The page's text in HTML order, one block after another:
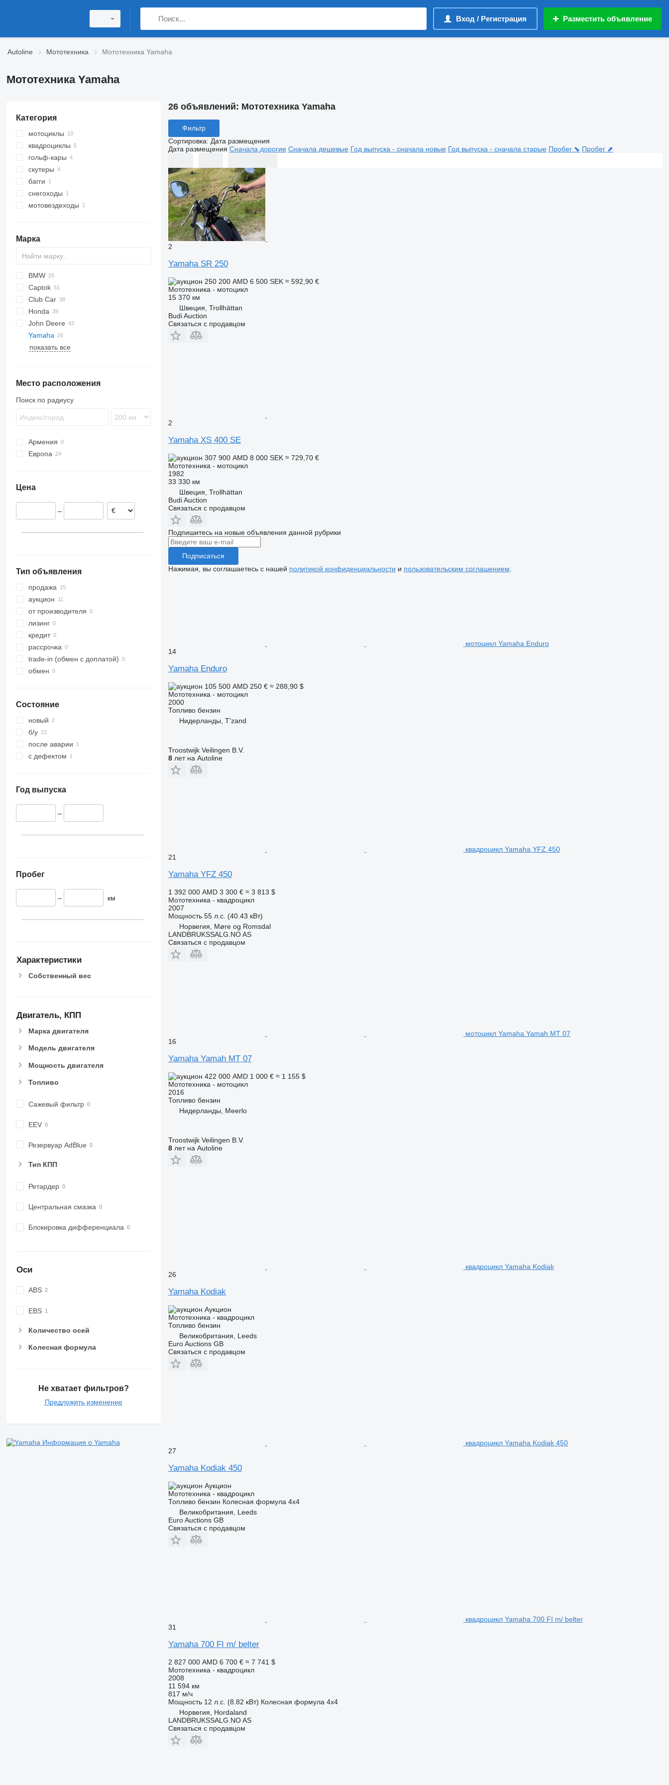
Вход / Регистрация Разместить объявление
Autoline Мототехника Мототехника Yamaha
Мототехника Yamaha
Категория
мотоциклы
квадроциклы
гольф-кары
скутеры
багги
снегоходы
мотовездеходы
Марка
Storm
Thunder
BMW
1-Series
3-Series
5-Series
8-Series
R-Series
Captok
CK
Club Car
Onward
Precedent
Tempo
Villager
RXV
XS
XXS
G-series
Honda
TRX
John Deere
590
855
S-series
KX
Mule
MEC
X-series
SL
Snarler
Yamaha
показать все
Место расположения
Поиск по радиусу
Армения
Европа
Норвегия
Испания
Цена
–
Тип объявления
продажа
аукцион
от производителя
лизинг
кредит
рассрочка
trade-in (обмен с доплатой)
обмен
Состояние
новый
б/у
после аварии
с дефектом
Год выпуска
–
Пробег
– км
Характеристики
Собственный вес
Двигатель, КПП
Марка двигателя
Модель двигателя
Мощность двигателя
Топливо
Сажевый фильтр
EEV
Резервуар AdBlue
Тип КПП
Ретардер
Центральная смазка
Блокировка дифференциала
Оси
ABS
EBS
Количество осей
Колесная формула
Не хватает фильтров?
Предложить изменение
Информация о Yamaha
26 объявлений: Мототехника Yamaha
Фильтр
Сортировка: Дата размещения
Дата размещения Сначала дорогие Сначала дешевые Год выпуска - сначала новые Год выпуска - сначала старые Пробег ⬊ Пробег ⬈
2
Yamaha SR 250
250 200 AMD 6 500 SEK ≈ 592,90 €
Мототехника - мотоцикл
15 370 км
Швеция, Trollhättan
Budi Auction
Связаться с продавцом
2
Yamaha XS 400 SE
307 900 AMD 8 000 SEK ≈ 729,70 €
Мототехника - мотоцикл
1982
33 330 км
Швеция, Trollhättan
Budi Auction
Связаться с продавцом
Подпишитесь на новые объявления данной рубрики
Подписаться
Нажимая, вы соглашаетесь с нашей политикой конфиденциальности и пользовательским соглашением
мотоцикл Yamaha Enduro
14
Yamaha Enduro
105 500 AMD 250 € ≈ 288,90 $
Мототехника - мотоцикл
2000
Топливо бензин
Нидерланды, T'zand
Troostwijk Veilingen B.V.
8лет на Autoline
квадроцикл Yamaha YFZ 450
21
Yamaha YFZ 450
1 392 000 AMD 3 300 € ≈ 3 813 $
Мототехника - квадроцикл
2007
Мощность 55 л.с. (40.43 кВт)
Норвегия, Møre og Romsdal
LANDBRUKSSALG.NO AS
Связаться с продавцом
мотоцикл Yamaha Yamah MT 07
16
Yamaha Yamah MT 07
422 000 AMD 1 000 € ≈ 1 155 $
Мототехника - мотоцикл
2016
Топливо бензин
Нидерланды, Meerlo
Troostwijk Veilingen B.V.
8лет на Autoline
квадроцикл Yamaha Kodiak
26
Yamaha Kodiak
Аукцион
Мототехника - квадроцикл
Топливо бензин
Великобритания, Leeds
Euro Auctions GB
Связаться с продавцом
квадроцикл Yamaha Kodiak 450
27
Yamaha Kodiak 450
Аукцион
Мототехника - квадроцикл
Топливо бензин Колесная формула 4x4
Великобритания, Leeds
Euro Auctions GB
Связаться с продавцом
квадроцикл Yamaha 700 FI m/ belter
31
Yamaha 700 FI m/ belter
2 827 000 AMD 6 700 € ≈ 7 741 $
Мототехника - квадроцикл
2008
11 594 км
817 м/ч
Мощность 12 л.с. (8.82 кВт) Колесная формула 4x4
Норвегия, Hordaland
LANDBRUKSSALG.NO AS
Связаться с продавцом